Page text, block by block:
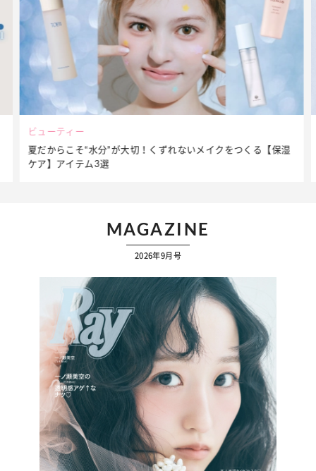
メイクをつくる【保湿
簡単アレンジで別人顔に♡ こなれ感たっぷ
MAGAZINE
2026年9月号